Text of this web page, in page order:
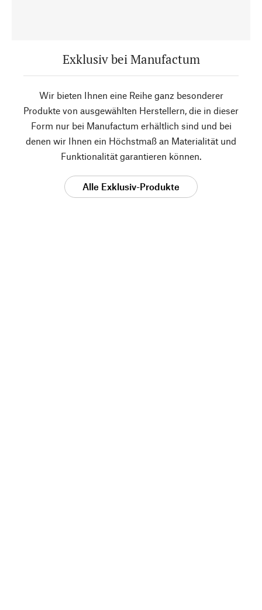
Exklusiv bei Manufactum
Wir bieten Ihnen eine Reihe ganz besonderer
Produkte von ausgewählten Herstellern, die in dieser
Form nur bei Manufactum erhältlich sind und bei
denen wir Ihnen ein Höchstmaß an Materialität und
Funktionalität garantieren können.
Alle Exklusiv-Produkte